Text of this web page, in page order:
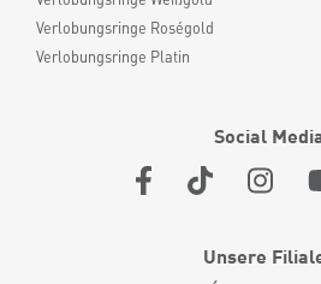
Verlobungsringe Roségold
Verlobungsringe Platin
Social
Unsere